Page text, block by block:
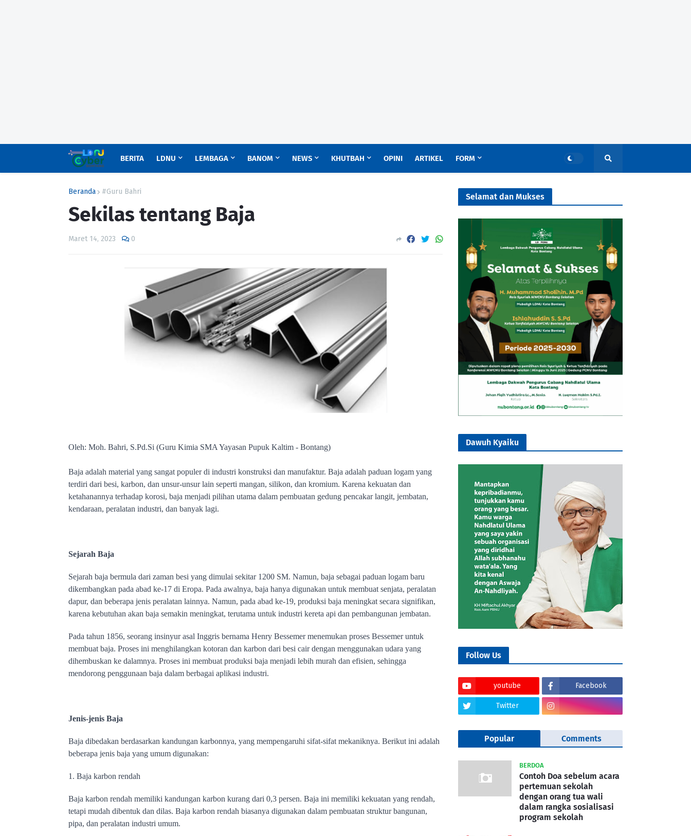
BERITA LDNU LEMBAGA BANOM NEWS KHUTBAH OPINI ARTIKEL FORM
Beranda #Guru Bahri
Sekilas tentang Baja
Maret 14, 2023 0
Oleh: Moh. Bahri, S.Pd.Si (Guru Kimia SMA Yayasan Pupuk Kaltim - Bontang)
Baja adalah material yang sangat populer di industri konstruksi dan manufaktur. Baja adalah paduan logam yang
terdiri dari besi, karbon, dan unsur-unsur lain seperti mangan, silikon, dan kromium. Karena kekuatan dan
ketahanannya terhadap korosi, baja menjadi pilihan utama dalam pembuatan gedung pencakar langit, jembatan,
kendaraan, peralatan industri, dan banyak lagi.
Sejarah Baja
Sejarah baja bermula dari zaman besi yang dimulai sekitar 1200 SM. Namun, baja sebagai paduan logam baru
dikembangkan pada abad ke-17 di Eropa. Pada awalnya, baja hanya digunakan untuk membuat senjata, peralatan
dapur, dan beberapa jenis peralatan lainnya. Namun, pada abad ke-19, produksi baja meningkat secara signifikan,
karena kebutuhan akan baja semakin meningkat, terutama untuk industri kereta api dan pembangunan jembatan.
Pada tahun 1856, seorang insinyur asal Inggris bernama Henry Bessemer menemukan proses Bessemer untuk
membuat baja. Proses ini menghilangkan kotoran dan karbon dari besi cair dengan menggunakan udara yang
dihembuskan ke dalamnya. Proses ini membuat produksi baja menjadi lebih murah dan efisien, sehingga
mendorong penggunaan baja dalam berbagai aplikasi industri.
Jenis-jenis Baja
Baja dibedakan berdasarkan kandungan karbonnya, yang mempengaruhi sifat-sifat mekaniknya. Berikut ini adalah
beberapa jenis baja yang umum digunakan:
1. Baja karbon rendah
Baja karbon rendah memiliki kandungan karbon kurang dari 0,3 persen. Baja ini memiliki kekuatan yang rendah,
tetapi mudah dibentuk dan dilas. Baja karbon rendah biasanya digunakan dalam pembuatan struktur bangunan,
pipa, dan peralatan industri umum.
Selamat dan Mukses
Dawuh Kyaiku
Follow Us
youtube Facebook
Twitter
Popular Comments
BERDOA
Contoh Doa sebelum acara
pertemuan sekolah
dengan orang tua wali
dalam rangka sosialisasi
program sekolah